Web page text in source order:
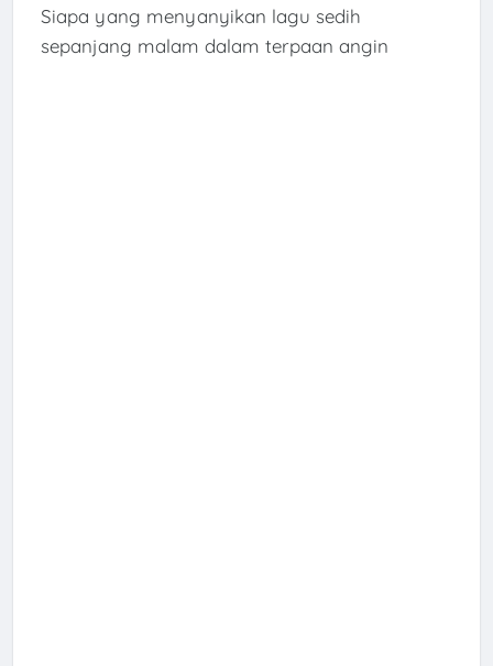
Siapa yang menyanyikan lagu sedih
sepanjang malam dalam terpaan angin